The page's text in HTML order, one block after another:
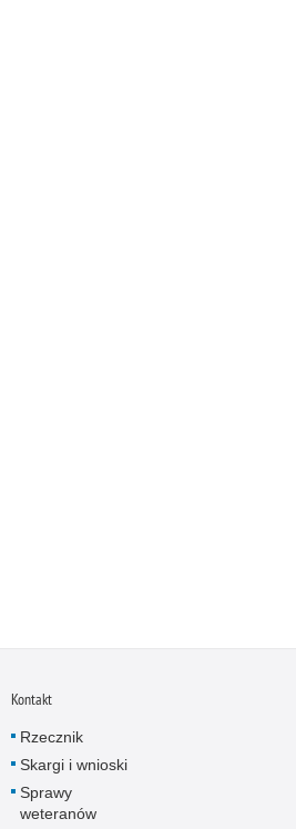
Policjant z pasją
Porwania
Kontakt
Rzecznik
Skargi i wnioski
Sprawy
weteranów